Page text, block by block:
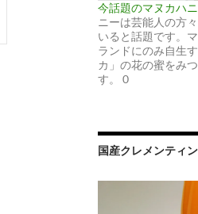
今話題のマヌカハ
ニーは芸能人の方
いると話題です。
ランドにのみ自生
カ」の花の蜜をみ
す。 0
国産クレメンティ